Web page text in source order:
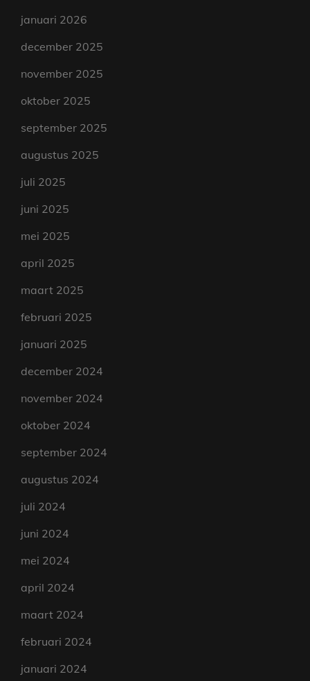
januari 2026
december 2025
november 2025
oktober 2025
september 2025
augustus 2025
juli 2025
juni 2025
mei 2025
april 2025
maart 2025
februari 2025
januari 2025
december 2024
november 2024
oktober 2024
september 2024
augustus 2024
juli 2024
juni 2024
mei 2024
april 2024
maart 2024
februari 2024
januari 2024